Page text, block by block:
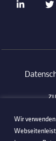
Wir